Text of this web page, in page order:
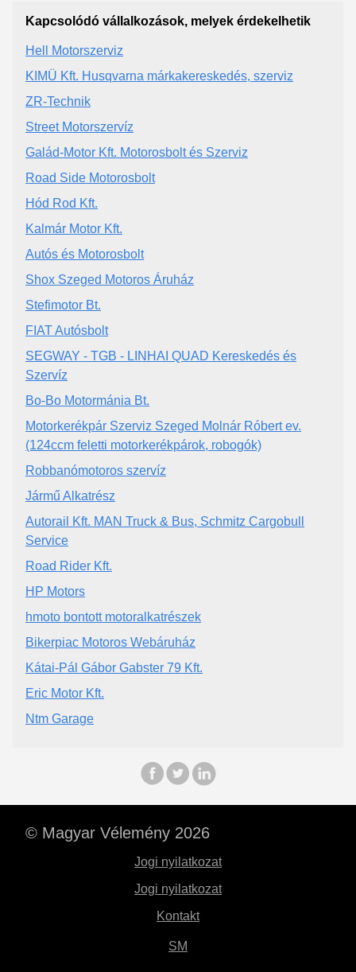
Kapcsolódó vállalkozások, melyek érdekelhetik
Hell Motorszerviz
KIMÜ Kft. Husqvarna márkakereskedés, szerviz
ZR-Technik
Street Motorszervíz
Galád-Motor Kft. Motorosbolt és Szerviz
Road Side Motorosbolt
Hód Rod Kft.
Kalmár Motor Kft.
Autós és Motorosbolt
Shox Szeged Motoros Áruház
Stefimotor Bt.
FIAT Autósbolt
SEGWAY - TGB - LINHAI QUAD Kereskedés és
Szervíz
Bo-Bo Motormánia Bt.
Motorkerékpár Szerviz Szeged Molnár Róbert ev.
(124ccm feletti motorkerékpárok, robogók)
Robbanómotoros szervíz
Jármű Alkatrész
Autorail Kft. MAN Truck & Bus, Schmitz Cargobull
Service
Road Rider Kft.
HP Motors
hmoto bontott motoralkatrészek
Bikerpiac Motoros Webáruház
Kátai-Pál Gábor Gabster 79 Kft.
Eric Motor Kft.
Ntm Garage
© Magyar Vélemény 2026
Jogi nyilatkozat
Jogi nyilatkozat
Kontakt
SM